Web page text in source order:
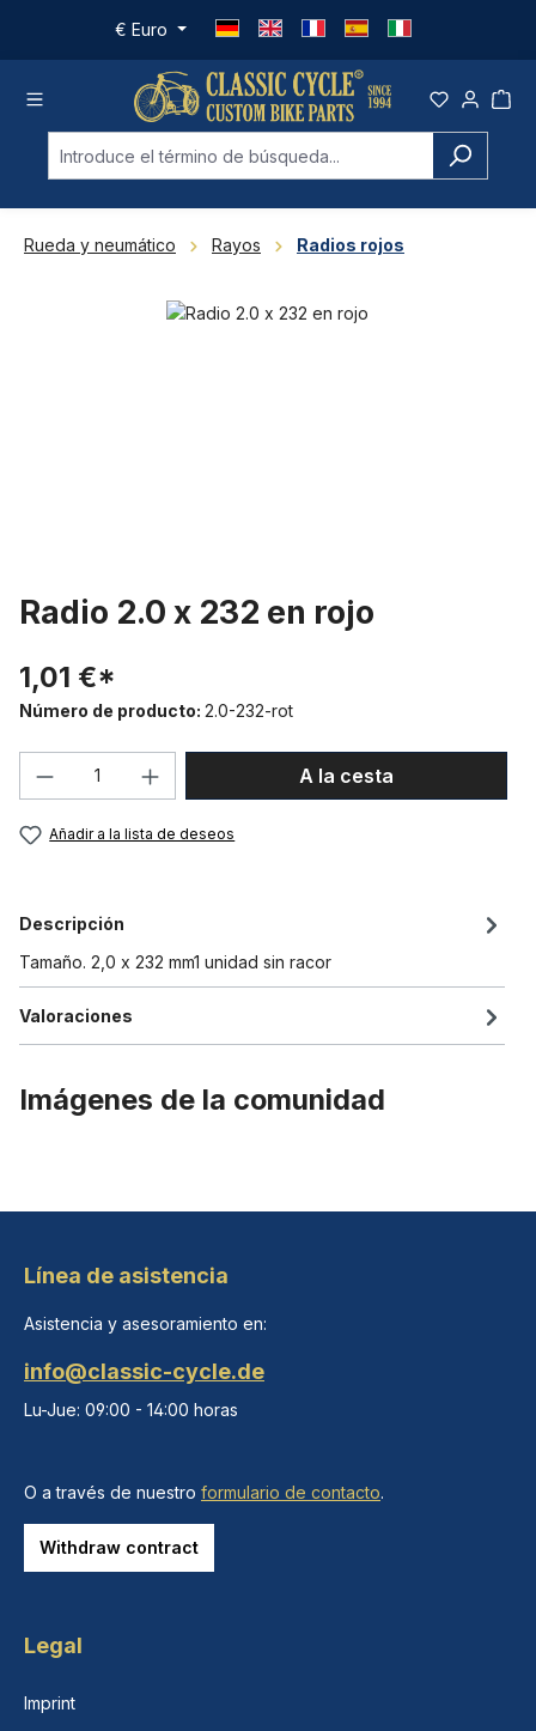
Saltar al contenido principal
€ Euro
Rueda y neumático Rayos Radios rojos
Omitir galería de imágenes
Radio 2.0 x 232 en rojo
1,01 €*
Número de producto: 2.0-232-rot
Cantidad del producto: introduce la
A la cesta
Añadir a la lista de deseos
Descripción
Tamaño. 2,0 x 232 mm1 unidad sin racor
Valoraciones
Imágenes de la comunidad
Línea de asistencia
Asistencia y asesoramiento en:
info@classic-cycle.de
Lu-Jue: 09:00 - 14:00 horas
O a través de nuestro formulario de contacto.
Withdraw contract
Legal
Imprint